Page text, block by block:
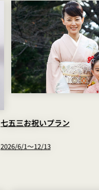
七五三お祝いプラン
2026/6/1～12/13